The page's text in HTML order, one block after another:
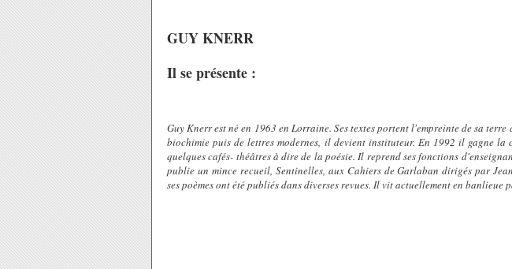
GUY KNERR
Il se présente :
Guy Knerr est né en 1963 en Lorraine. Ses textes portent l'empreinte de sa terre
biochimie puis de lettres modernes, il devient instituteur. En 1992 il gagne
quelques cafés- théâtres à dire de la poésie. Il reprend ses fonctions
publie un mince recueil, Sentinelles, aux Cahiers de Garlaban dirigés par
ses poèmes ont été publiés dans diverses revues. Il vit actuellement en banlieue